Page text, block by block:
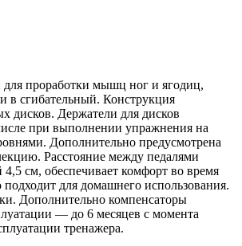
проработки мышц ног и ягодиц,
в сгибательный. Конструкция
дисков. Держатели для дисков
при выполнении упражнения на
Дополнительно предусмотрена
Расстояние между педалями
см, обеспечивает комфорт во время
для домашнего использования.
Дополнительно компенсаторы
— до 6 месяцев с момента
тренажера.